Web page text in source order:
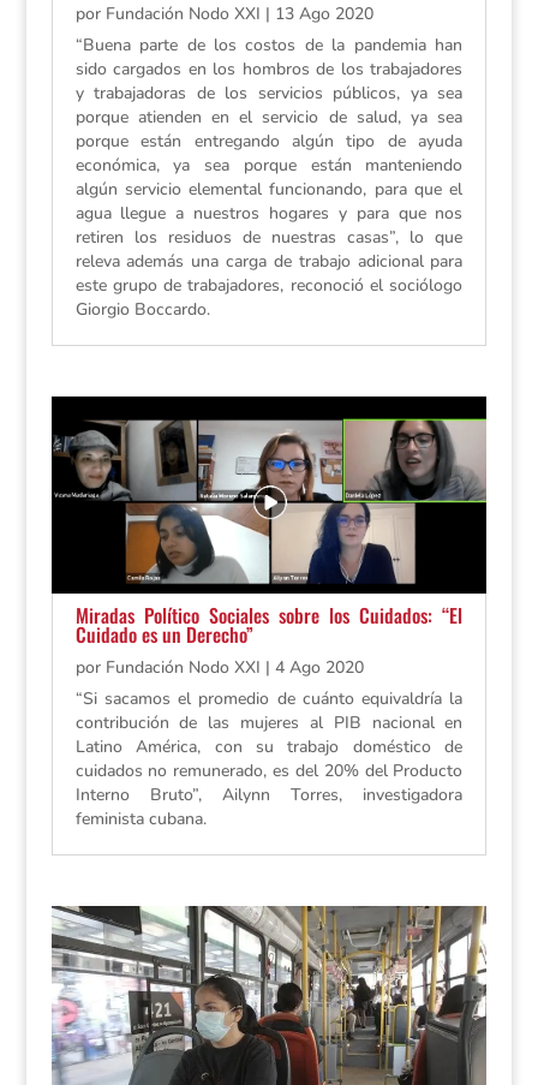
por Fundación Nodo XXI | 13 Ago 2020
“Buena parte de los costos de la pandemia han
sido cargados en los hombros de los trabajadores
y trabajadoras de los servicios públicos, ya sea
porque atienden en el servicio de salud, ya sea
porque están entregando algún tipo de ayuda
económica, ya sea porque están manteniendo
algún servicio elemental funcionando, para que el
agua llegue a nuestros hogares y para que nos
retiren los residuos de nuestras casas”, lo que
releva además una carga de trabajo adicional para
este grupo de trabajadores, reconoció el sociólogo
Giorgio Boccardo.
Miradas Político Sociales sobre los Cuidados: “El
Cuidado es un Derecho”
por Fundación Nodo XXI | 4 Ago 2020
“Si sacamos el promedio de cuánto equivaldría la
contribución de las mujeres al PIB nacional en
Latino América, con su trabajo doméstico de
cuidados no remunerado, es del 20% del Producto
Interno Bruto”, Ailynn Torres, investigadora
feminista cubana.